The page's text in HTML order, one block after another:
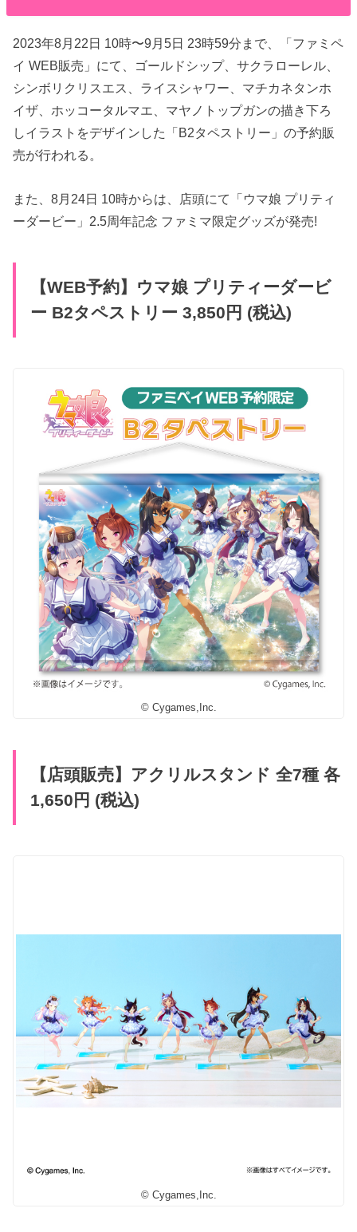
2023年8月22日 10時〜9月5日 23時59分まで、「ファミペ
イ WEB販売」にて、ゴールドシップ、サクラローレル、
シンボリクリスエス、ライスシャワー、マチカネタンホ
イザ、ホッコータルマエ、マヤノトップガンの描き下ろ
しイラストをデザインした「B2タペストリー」の予約販
売が行われる。
また、8月24日 10時からは、店頭にて「ウマ娘 プリティ
ーダービー」2.5周年記念 ファミマ限定グッズが発売!
【WEB予約】ウマ娘 プリティーダービ
ー B2タペストリー 3,850円 (税込)
© Cygames,Inc.
【店頭販売】アクリルスタンド 全7種 各
1,650円 (税込)
© Cygames,Inc.